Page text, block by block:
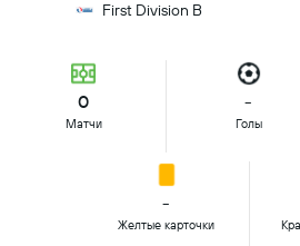
First Division B
0
Матчи
-
Голы
-
Желтые карточки